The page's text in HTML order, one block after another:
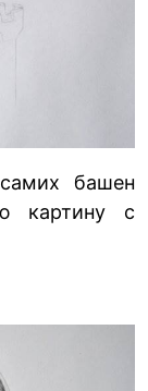
башен
картину с